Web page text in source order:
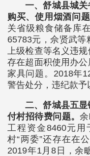
一、舒城县城
购买、使用烟酒问题
关省级粮食储备库
65783元，佘贤武
上级检查等名义违
存在超面积使用办
家具问题。2018年
警告处分，违纪款予
二、舒城县五
付村招待费问题。
工程资金8460元
村“两委”还存在在
2019年1月8日，余